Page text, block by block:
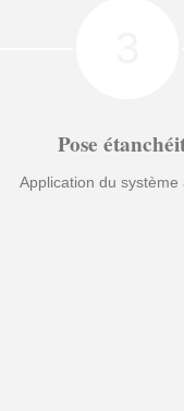
Pose
Application du système